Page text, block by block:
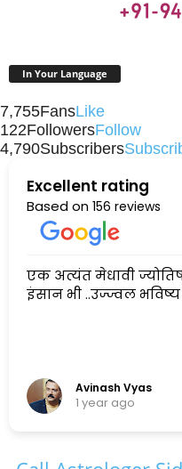
In Your Language
7,755FansLike
122FollowersFollow
4,790Subscribers
Excellent rating
Based on 156 reviews
एक अत्यंत मेधावी
इंसान भी ..उज्ज्वल
Avinash Vyas
1 year ago